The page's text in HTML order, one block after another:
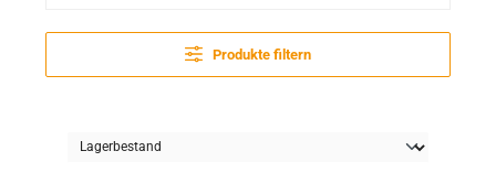
Produkte filtern